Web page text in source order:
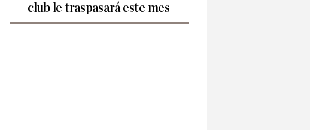
club le traspasará este mes